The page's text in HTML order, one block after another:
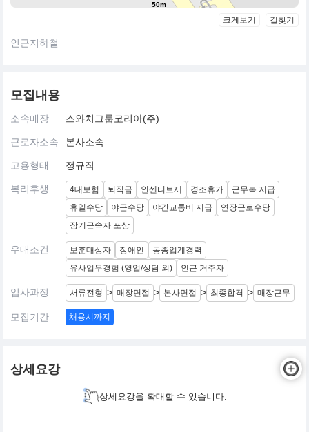
50m
크게보기 길찾기
인근지하철
모집내용
소속매장 스와치그룹코리아(주)
근로자소속 본사소속
고용형태 정규직
복리후생 4대보험 퇴직금 인센티브제 경조휴가
근무복 지급
휴일수당
야근수당 야간교통비 지급
연장근로수당
장기근속자 포상
우대조건 보훈대상자 장애인
동종업계경력
유사업무경험 (영업/상담 외)
인근 거주자
입사과정 서류전형 > 매장면접 > 본사면접 > 최종합격 > 매장근무
모집기간 채용시까지
상세요강
상세요강을 확대할 수 있습니다.